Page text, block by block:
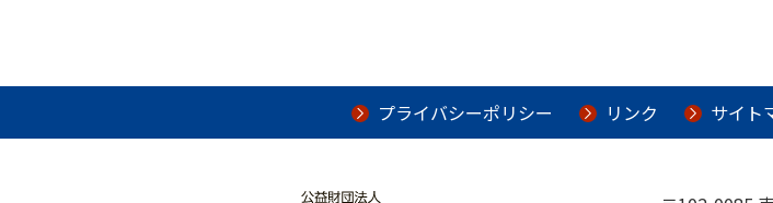
プライバシーポリシー リンク サイト